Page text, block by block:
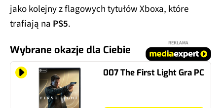
jako kolejny z flagowych tytułów Xboxa, które
trafiają na PS5.
Wybrane okazje dla Ciebie
REKLAMA
007 The First Light Gra PC